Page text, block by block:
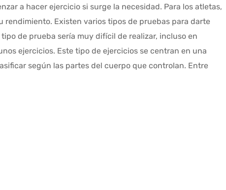
a hacer ejercicio si surge la necesidad. Para los atletas,
Existen varios tipos de pruebas para darte
de prueba sería muy difícil de realizar, incluso en
ejercicios. Este tipo de ejercicios se centran en una
según las partes del cuerpo que controlan. Entre